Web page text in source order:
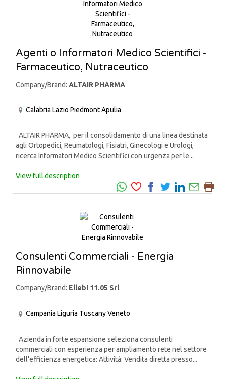
Agenti o Informatori Medico Scientifici -
Farmaceutico, Nutraceutico
Company/Brand: ALTAIR PHARMA
Calabria Lazio PiedmontApulia
ALTAIR PHARMA, per il consolidamento di una linea destinata
agli Ortopedici, Reumatologi, Fisiatri, Ginecologi e Urologi,
ricerca Informatori Medico Scientifici con urgenza per le...
View full description
Consulenti Commerciali - Energia
Rinnovabile
Company/Brand: Ellebi 11.05 Srl
Campania Liguria TuscanyVeneto
Azienda in forte espansione seleziona consulenti
commerciali con esperienza per ampliamento rete nel settore
dell'efficienza energetica: Attività: Vendita diretta presso...